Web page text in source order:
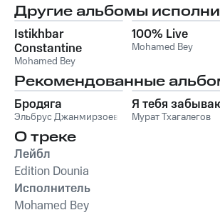
Другие альбомы
Istikhbar
Constantine
(Spéciale Fêtes)
Mohamed Bey
100% Live
Mohamed Bey
Рекомендованные
Бродяга
Эльбрус Джанмирзоев
Я тебя
Мурат Тхагалегов
О треке
Лейбл
Edition Dounia
Исполнитель
Mohamed Bey